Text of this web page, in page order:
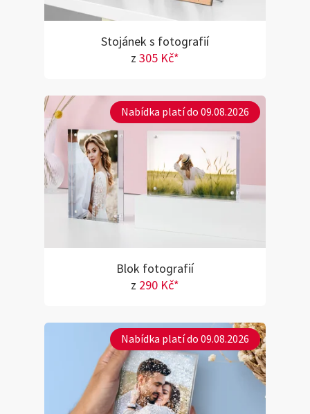
Stojánek s fotografií
z 305 Kč*
Nabídka platí do 09.08.2026
Blok fotografií
z 290 Kč*
Nabídka platí do 09.08.2026